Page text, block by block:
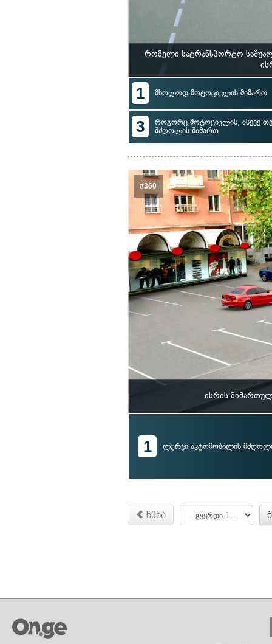
რომელი სატრანსპორტო
1 მხოლოდ მოტოციკლის მიმართ
3
როგორც მოტოციკლის, ასევე
მძღოლის მიმართ
#360
ისრის
1 ლურჯი ავტომობილის
წინა